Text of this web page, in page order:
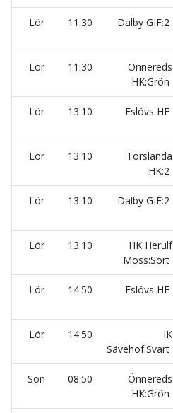
Lör 11:30 Dalby GIF:2
Lör 11:30
Önnereds
HK:Grön
Lör 13:10 Eslövs HF
Lör 13:10
Torslanda
HK:2
Lör 13:10 Dalby GIF:2
Lör 13:10
HK Herulf
Moss:Sort
Lör 14:50 Eslövs HF
Lör 14:50
IK
Sävehof:Svart
Sön 08:50
Önnereds
HK:Grön